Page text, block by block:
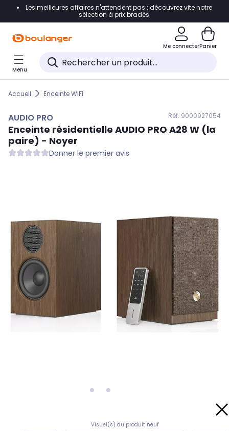
Accéder directement à la navigation
Accéder directement au pied de page
Accéder directement au chatbot
Les meilleures affaires n'attendent pas : découvrez vite notre
sélection à prix bradés.
Me connecterPanier
Menu
Accueil Enceinte WiFi
AUDIO PRO Réf. 9000927054
Enceinte résidentielle AUDIO PRO A28 W (la
paire) - Noyer
Donner le premier avis
Visuel(s) du produit neuf